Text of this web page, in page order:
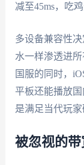
减至45ms，吃
多设备兼容性
水一样渗透进所
国服的同时，
平板还能播放
是满足当代玩家
被忽视的带